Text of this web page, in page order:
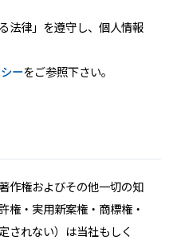
法律」を遵守し、個人情報
ーをご参照下さい。
作権およびその他一切の知
権・実用新案権・商標権・
されない）は当社もしく